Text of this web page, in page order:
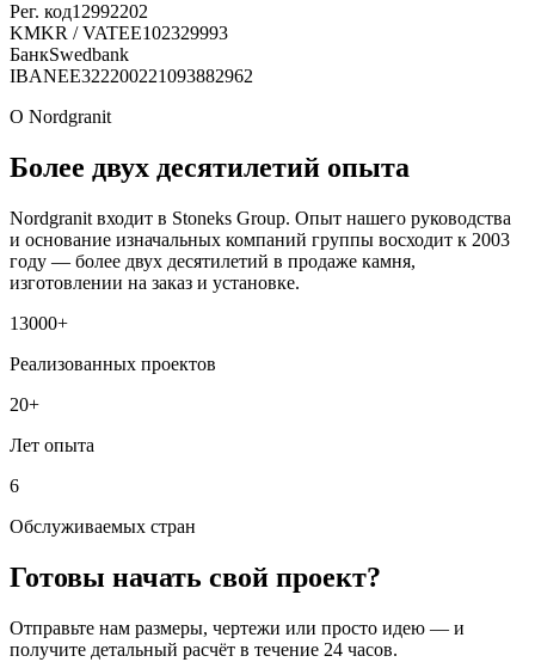
Рег. код12992202
KMKR / VATEE102329993
БанкSwedbank
IBANEE322200221093882962
О Nordgranit
Более двух десятилетий опыта
Nordgranit входит в Stoneks Group. Опыт нашего руководства
и основание изначальных компаний группы восходит к 2003
году — более двух десятилетий в продаже камня,
изготовлении на заказ и установке.
13000+
Реализованных проектов
20+
Лет опыта
6
Обслуживаемых стран
Готовы начать свой проект?
Отправьте нам размеры, чертежи или просто идею — и
получите детальный расчёт в течение 24 часов.